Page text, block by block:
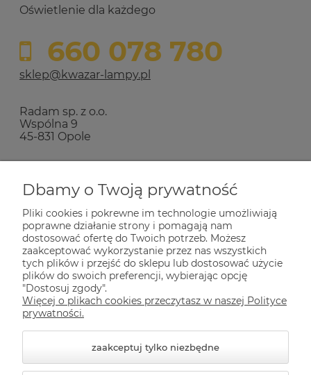
Oświetlenie dla każdego
660 078 780
sklep@kwazar-lampy.pl
Radam sp. z o.o.
Wspólna 9
45-831 Opole
Zakupy
Pomoc
Dla Ciebie
Informacje
Dbamy o Twoją prywatność
Pliki cookies i pokrewne im technologie umożliwiają
poprawne działanie strony i pomagają nam
dostosować ofertę do Twoich potrzeb. Możesz
zaakceptować wykorzystanie przez nas wszystkich
tych plików i przejść do sklepu lub dostosować użycie
plików do swoich preferencji, wybierając opcję
"Dostosuj zgody".
Więcej o plikach cookies przeczytasz w naszej Polityce
prywatności.
zaakceptuj tylko niezbędne